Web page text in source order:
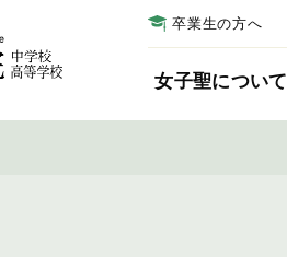
卒業生の方へ
女子聖について